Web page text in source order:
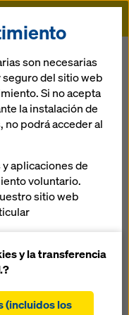
5 de
m² del Encofrado
son necesarias
del sitio web
Si no acepta
la instalación de
podrá acceder al
aplicaciones de
voluntario.
sitio web
y
(cookies
y la transferencia
(incluidos los